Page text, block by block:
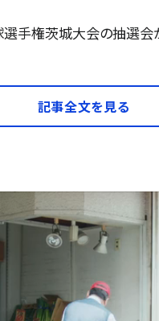
手権茨城大会の抽選会
記事全文を見る